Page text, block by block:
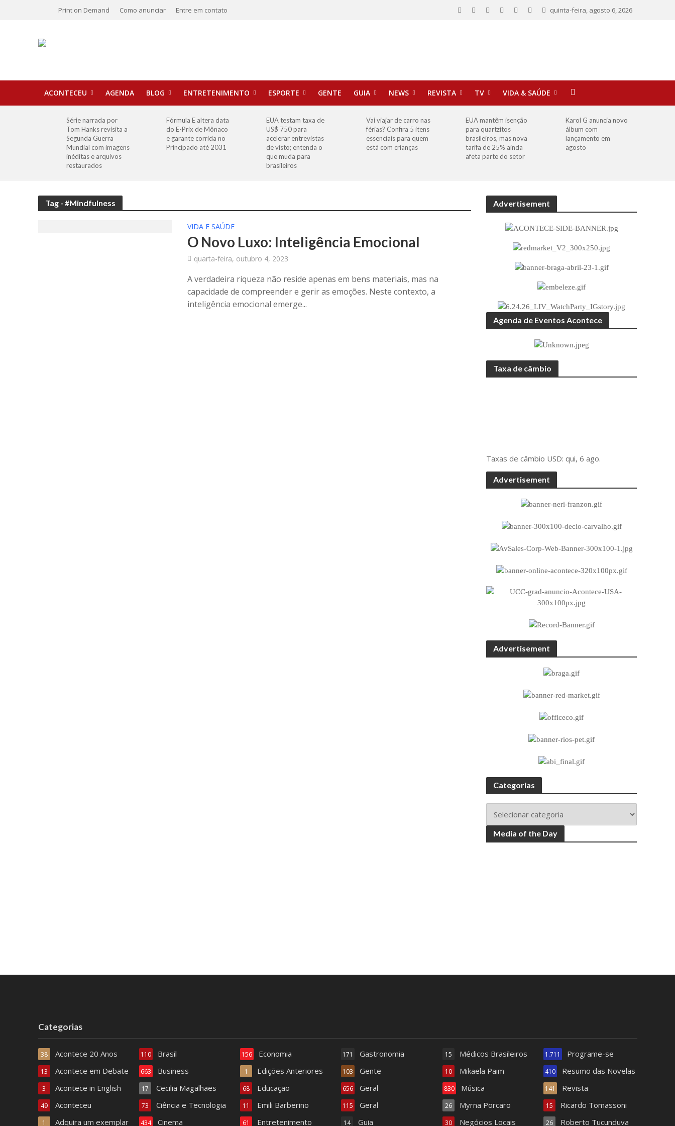
Print on Demand Como anunciar Entre em contato quinta-feira, agosto 6, 2026
ACONTECEU AGENDA BLOG ENTRETENIMENTO ESPORTE GENTE GUIA NEWS REVISTA TV VIDA & SAÚDE
Série narrada por
Tom Hanks revisita a
Segunda Guerra
Mundial com imagens
inéditas e arquivos
restaurados
Fórmula E altera data
do E-Prix de Mônaco
e garante corrida no
Principado até 2031
EUA testam taxa de
US$ 750 para
acelerar entrevistas
de visto; entenda o
que muda para
brasileiros
Vai viajar de carro nas
férias? Confira 5 itens
essenciais para quem
está com crianças
EUA mantêm isenção
para quartzitos
brasileiros, mas nova
tarifa de 25% ainda
afeta parte do setor
Karol G anuncia novo
álbum com
lançamento em
agosto
Tag - #Mindfulness
VIDA E SAÚDE
O Novo Luxo: Inteligência Emocional
quarta-feira, outubro 4, 2023
A verdadeira riqueza não reside apenas em bens materiais, mas na
capacidade de compreender e gerir as emoções. Neste contexto, a
inteligência emocional emerge...
Advertisement
Agenda de Eventos Acontece
Taxa de câmbio
Taxas de câmbio USD: qui, 6 ago.
Advertisement
Advertisement
Categorias
Media of the Day
Categorias
Acontece 20 Anos
38
Acontece em Debate
13
Acontece in English
3
Aconteceu
49
Adquira um exemplar
1
Brasil
110
Business
663
Cecilia Magalhães
17
Ciência e Tecnologia
73
Cinema
434
Economia
156
Edições Anteriores
1
Educação
68
Emili Barberino
11
Entretenimento
61
Gastronomia
171
Gente
103
Geral
656
Geral
115
Guia
14
Médicos Brasileiros
15
Mikaela Paim
10
Música
830
Myrna Porcaro
26
Negócios Locais
30
Programe-se
1.711
Resumo das Novelas
410
Revista
141
Ricardo Tomassoni
15
Roberto Tucunduva
26